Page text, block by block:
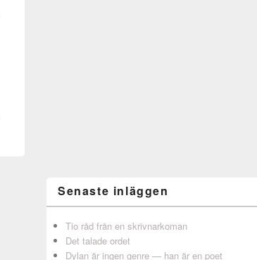
Senaste inläggen
Tio råd från en skrivnarkoman
Det talade ordet
Dylan är ingen genre — han är en poet